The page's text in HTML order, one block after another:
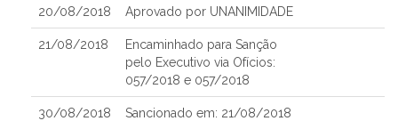
20/08/2018 Aprovado por UNANIMIDADE
21/08/2018
Encaminhado para Sanção
pelo Executivo via Ofícios:
057/2018 e 057/2018
30/08/2018 Sancionado em: 21/08/2018